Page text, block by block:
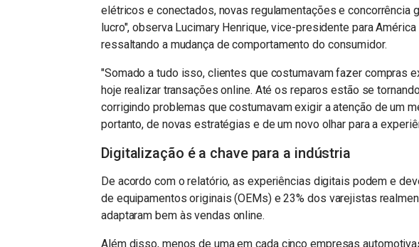
elétricos e conectados, novas regulamentações e concorrência
lucro", observa Lucimary Henrique, vice-presidente para
ressaltando a mudança de comportamento do consumidor.
"Somado a tudo isso, clientes que costumavam fazer compras
hoje realizar transações online. Até os reparos estão se
corrigindo problemas que costumavam exigir a atenção de um
portanto, de novas estratégias e de um novo olhar para a
Digitalização é a chave para a indústria
De acordo com o relatório, as experiências digitais podem e
de equipamentos originais (OEMs) e 23% dos varejistas
adaptaram bem às vendas online.
Além disso, menos de uma em cada cinco empresas